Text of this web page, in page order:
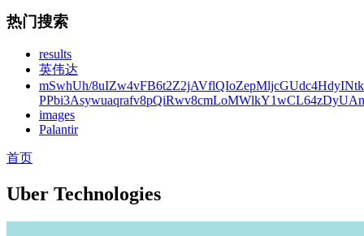
热门搜索
results
英伟达
mSwhUh/
images
Palantir
首页
Uber Technologies